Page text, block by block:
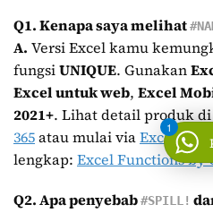
Q1. Kenapa saya melihat
A. Versi Excel kamu
fungsiUNIQUE. Gunakan
Excel untuk web, Excel
2021+. Lihat detail produk
365atau mulai viaExcel
lengkap: Excel Functions by
Q2. Apa penyebab#SPILL!
1